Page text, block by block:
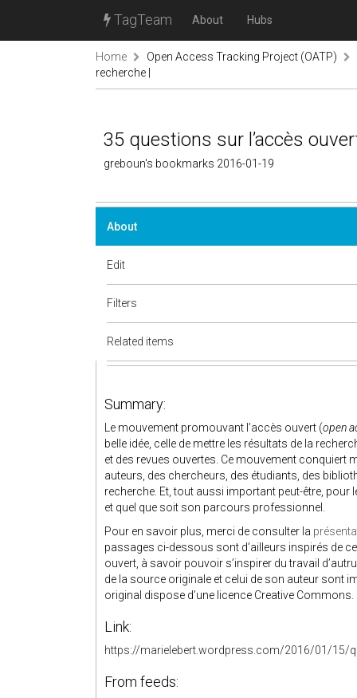
TagTeam About Hubs
Home
Open Access Tracking Project (OATP)
recherche |
35 questions sur l’accès
greboun's bookmarks 2016-01-19
About
Edit
Filters
Related items
Summary:
Le mouvement promouvant l’accès ouvert (open
belle idée, celle de mettre les résultats de la
et des revues ouvertes. Ce mouvement conquiert
auteurs, des chercheurs, des étudiants, des
recherche. Et, tout aussi important peut-être,
et quel que soit son parcours professionnel.
Pour en savoir plus, merci de consulter la
passages ci-dessous sont d’ailleurs inspirés de
ouvert, à savoir pouvoir s’inspirer du travail
de la source originale et celui de son auteur sont
original dispose d’une licence Creative Commons.
Link:
https://marielebert.wordpress.com/2016/01/15/
From feeds: